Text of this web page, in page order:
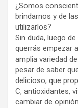
¿Somos
brindarnos y de
utilizarlos?
Sin duda, luego
querrás empezar
amplia variedad
pesar de saber
delicioso, que
C, antioxidantes,
cambiar de opinión.